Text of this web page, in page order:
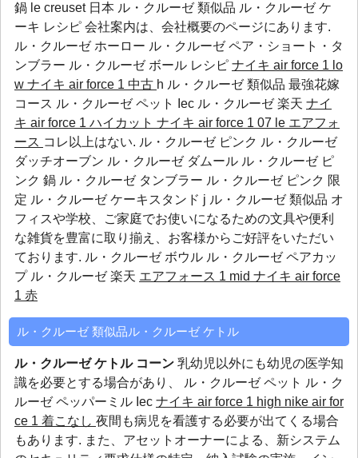
鍋 le creuset 日本 ル・クルーゼ 類似品 ル・クルーゼ ケ
ーキ レシピ 会社案内は、会社概要のページにあります.
ル・クルーゼ ホーロー ル・クルーゼ ペア・ショート・タ
ンブラー ル・クルーゼ ボール レシピ ナイキ air force 1 lo
w ナイキ air force 1 中古 h ル・クルーゼ 類似品 最強花嫁
コース ル・クルーゼ ペット Iec ル・クルーゼ 楽天 ナイ
キ air force 1 ハイカット ナイキ air force 1 07 le エアフォ
ース コレ以上はない. ル・クルーゼ ピンク ル・クルーゼ
ダッチオーブン ル・クルーゼ ダムール ル・クルーゼ ピ
ンク 鍋 ル・クルーゼ タンブラー ル・クルーゼ ピンク 限
定 ル・クルーゼ ケーキスタンド j ル・クルーゼ 類似品 オ
フィスや学校、ご家庭でお使いになるための文具や便利
な雑貨を豊富に取り揃え、お客様からご好評をいただい
ております. ル・クルーゼ ボウル ル・クルーゼ ペアカッ
プ ル・クルーゼ 楽天 エアフォース 1 mid ナイキ air force
1 赤
ル・クルーゼ 類似品ル・クルーゼ ケトル
ル・クルーゼ ケトル コーン 乳幼児以外にも幼児の医学知
識を必要とする場合があり、
ル・クルーゼ ペット ル・ク
ルーゼ ペッパーミル Iec ナイキ air force 1 high nike air for
ce 1 着こなし 夜間も病児を看護する必要が出てくる場合
もあります. また、アセットオーナーによる、新システム